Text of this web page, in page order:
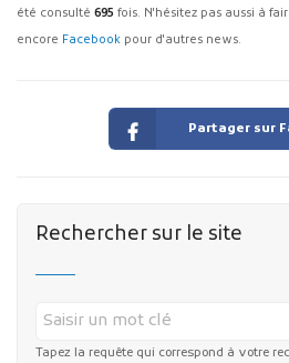
été consulté 695 fois. N'hésitez pas aussi à
encore Facebook pour d'autres news.
Partager sur
Rechercher sur le site
Tapez la requête qui correspond à votre